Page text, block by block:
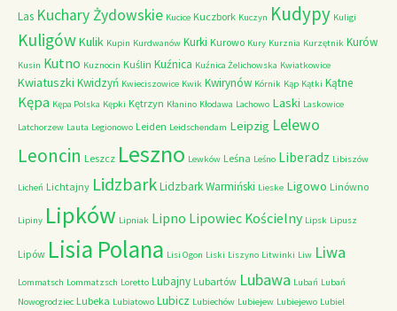
Las Kuchary Żydowskie Kucice Kuczbork Kuczyn Kudypy Kuligi
KuligówKulik Kupin Kurdwanów Kurki Kurowo Kury Kurznia Kurzętnik Kurów
Kusin Kutno Kuznocin Kuślin Kuźnica Kuźnica Żelichowska Kwiatkowice
Kwiatuszki Kwidzyń Kwieciszowice Kwik Kwirynów Kórnik Kąp Kątki Kątne
Kępa Kępa Polska Kępki Kętrzyn Kłanino Kłodawa Lachowo Laski Laskowice
Latchorzew Lauta Legionowo Leiden Leidschendam Leipzig Lelewo
Leoncin Leszcz Leszno Lewków Leśna Leśno Liberadz Libiszów
Licheń Lichtajny LidzbarkLidzbark Warmiński Lieske Ligowo Linówno
Lipiny Lipków Lipniak Lipno Lipowiec Kościelny Lipsk Lipusz
Lipów Lisia Polana Lisi Ogon Liski Liszyno Litwinki Liw Liwa
Lommatsch Lommatzsch Loretto Lubajny Lubartów Lubawa Lubań Lubań
Nowogrodziec Lubeka Lubiatowo Lubicz Lubiechów Lubiejew Lubiejewo Lubiel